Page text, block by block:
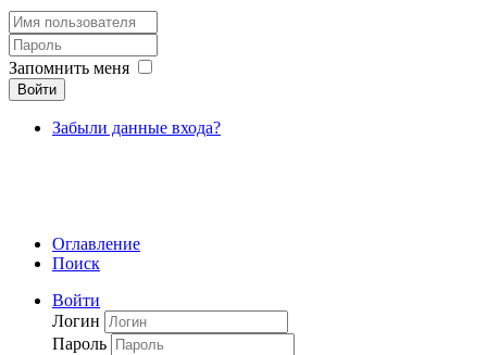
Запомнить меня
Войти
Забыли данные входа?
Оглавление
Поиск
Войти
Логин
Пароль